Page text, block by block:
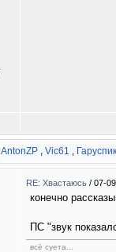
AntonZP , Vic61 , Гаруспик
RE: Хвастаюсь / 07-
конечно
ПС "звук
всё суета...